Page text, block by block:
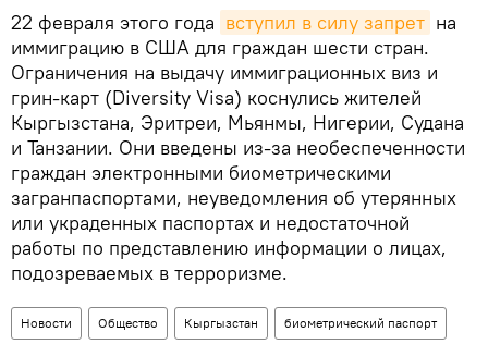
22 февраля этого года вступил в силу запрет на
иммиграцию в США для граждан шести стран.
Ограничения на выдачу иммиграционных виз и
грин-карт (Diversity Visa) коснулись жителей
Кыргызстана, Эритреи, Мьянмы, Нигерии, Судана
и Танзании. Они введены из-за необеспеченности
граждан электронными биометрическими
загранпаспортами, неуведомления об утерянных
или украденных паспортах и недостаточной
работы по представлению информации о лицах,
подозреваемых в терроризме.
Новости Общество Кыргызстан биометрический паспорт